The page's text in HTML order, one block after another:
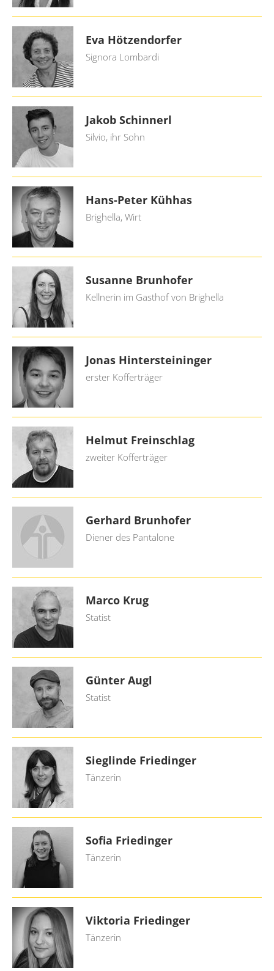
Eva Hötzendorfer
Signora Lombardi
Jakob Schinnerl
Silvio, ihr Sohn
Hans-Peter Kühhas
Brighella, Wirt
Susanne Brunhofer
Kellnerin im Gasthof von Brighella
Jonas Hintersteininger
erster Kofferträger
Helmut Freinschlag
zweiter Kofferträger
Gerhard Brunhofer
Diener des Pantalone
Marco Krug
Statist
Günter Augl
Statist
Sieglinde Friedinger
Tänzerin
Sofia Friedinger
Tänzerin
Viktoria Friedinger
Tänzerin